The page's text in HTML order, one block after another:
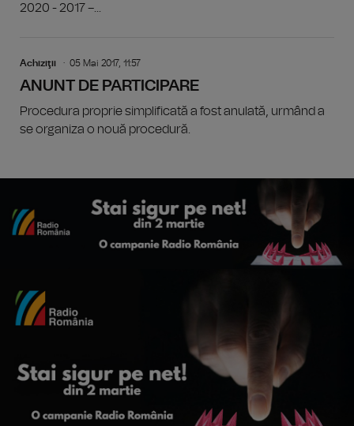
2020 - 2017 –...
Achiziţii 05 Mai 2017, 11:57
ANUNT DE PARTICIPARE
Procedura proprie simplificată a fost anulată, urmând a
se organiza o nouă procedură.